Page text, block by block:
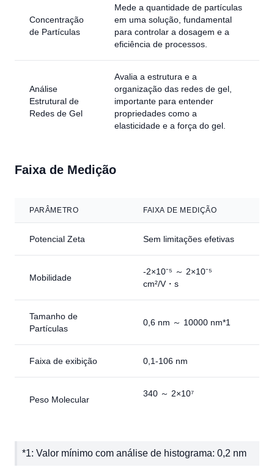
Concentração
de Partículas
Mede a quantidade de partículas
em uma solução, fundamental
para controlar a dosagem e a
eficiência de processos.
Análise
Estrutural de
Redes de Gel
Avalia a estrutura e a
organização das redes de gel,
importante para entender
propriedades como a
elasticidade e a força do gel.
Faixa de Medição
PARÂMETRO FAIXA DE MEDIÇÃO
Potencial Zeta Sem limitações efetivas
Mobilidade
-2×10⁻⁵ ～ 2×10⁻⁵
cm²/V・s
Tamanho de
Partículas
0,6 nm ～ 10000 nm*1
Faixa de exibição 0,1-106 nm
Peso Molecular
340 ～ 2×10⁷
*1: Valor mínimo com análise de histograma: 0,2 nm